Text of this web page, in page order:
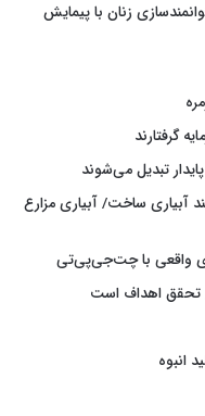
زنان با پیمایش
گرفتارند
تبدیل می‌شوند
آبیاری ساخت/ آبیاری مزارع
واقعی با چت‌جی‌پی‌تی
تحقق اهداف است
انبوه